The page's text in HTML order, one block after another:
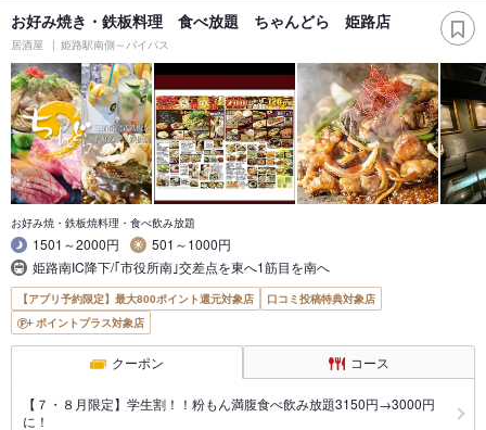
お好み焼き・鉄板料理 食べ放題 ちゃんどら 姫路店
居酒屋 姫路駅南側～バイパス
お好み焼・鉄板焼料理・食べ飲み放題
1501～2000円
501～1000円
姫路南IC降下/｢市役所南｣交差点を東へ1筋目を南へ
【アプリ予約限定】最大800ポイント還元対象店
口コミ投稿特典対象店
ポイントプラス対象店
クーポン コース
【７・８月限定】学生割！！粉もん満腹食べ飲み放題3150円→3000円
に！